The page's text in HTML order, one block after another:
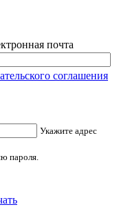
почта
соглашения
Укажите адрес
пароля.